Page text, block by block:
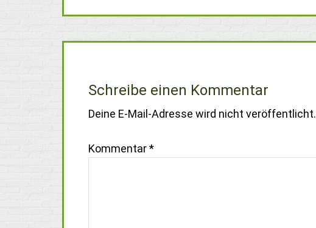
Schreibe einen Kommentar
Deine E-Mail-Adresse wird nicht veröffentlicht.
Kommentar*